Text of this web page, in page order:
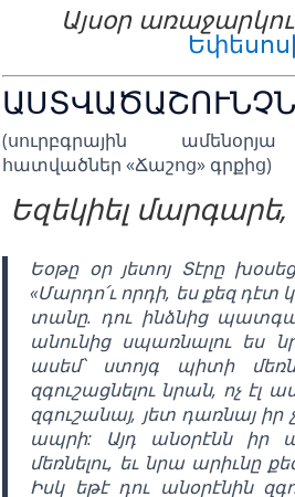
Այսօր
(սուրբգրային
հատվածներ «Ճաշոց» գրքից)
Եզեկիել մարգարե,
Եօթը օր յետոյ Տէրը
«Մարդո՛ւ որդի, ես քեզ դէտ
տանը. դու ինձնից
անունից սպառնալու ես
ասեմ՝ ստոյգ պիտի
զգուշացնելու նրան, ոչ էլ
զգուշանայ, յետ դառնայ
ապրի: Այդ անօրէնն իր
մեռնելու, եւ նրա արիւնը
Իսկ եթէ դու անօրէնին